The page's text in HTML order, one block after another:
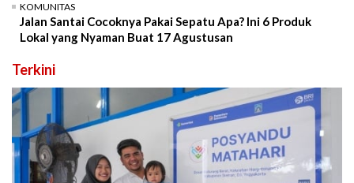
KOMUNITAS
Jalan Santai Cocoknya Pakai Sepatu Apa? Ini 6 Produk
Lokal yang Nyaman Buat 17 Agustusan
Terkini